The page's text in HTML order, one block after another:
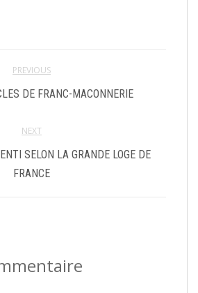
PREVIOUS
DE FRANC-MACONNERIE
NEXT
SELON LA GRANDE LOGE DE
FRANCE